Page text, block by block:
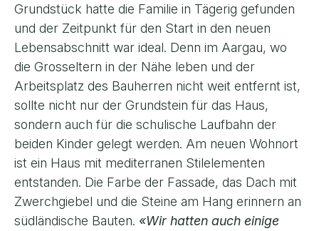
Grundstück hatte die Familie in Tägerig gefunden
und der Zeitpunkt für den Start in den neuen
Lebensabschnitt war ideal. Denn im Aargau, wo
die Grosseltern in der Nähe leben und der
Arbeitsplatz des Bauherren nicht weit entfernt ist,
sollte nicht nur der Grundstein für das Haus,
sondern auch für die schulische Laufbahn der
beiden Kinder gelegt werden. Am neuen Wohnort
ist ein Haus mit mediterranen Stilelementen
entstanden. Die Farbe der Fassade, das Dach mit
Zwerchgiebel und die Steine am Hang erinnern an
südländische Bauten. «Wir hatten auch einige